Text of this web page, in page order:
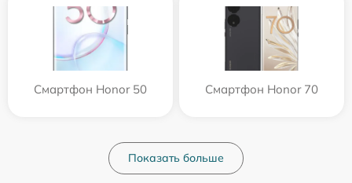
Смартфон Honor 50 Смартфон Honor 70
Показать больше